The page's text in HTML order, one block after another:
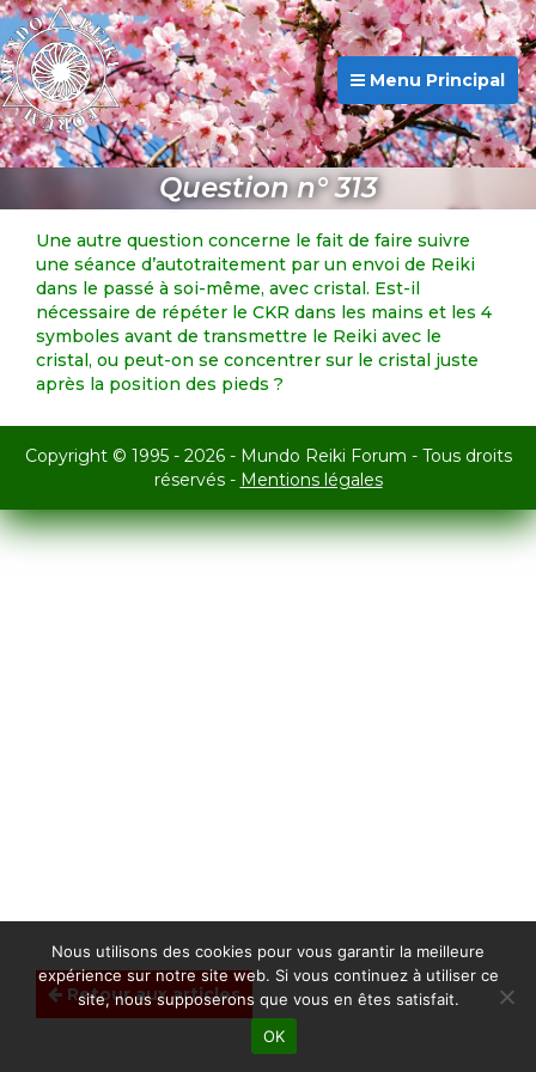
Menu Principal
Question n° 313
Retour aux articles
Une autre question concerne le fait de faire suivre
une séance d’autotraitement par un envoi de Reiki
dans le passé à soi-même, avec cristal. Est-il
nécessaire de répéter le CKR dans les mains et les 4
symboles avant de transmettre le Reiki avec le
cristal, ou peut-on se concentrer sur le cristal juste
après la position des pieds ?
Copyright © 1995 - 2026 - Mundo Reiki Forum - Tous droits
réservés - Mentions légales
Nous utilisons des cookies pour vous garantir la meilleure
expérience sur notre site web. Si vous continuez à utiliser ce
site, nous supposerons que vous en êtes satisfait.
OK